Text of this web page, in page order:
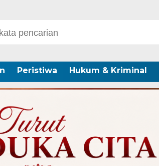
Peristiwa Hukum & Kriminal